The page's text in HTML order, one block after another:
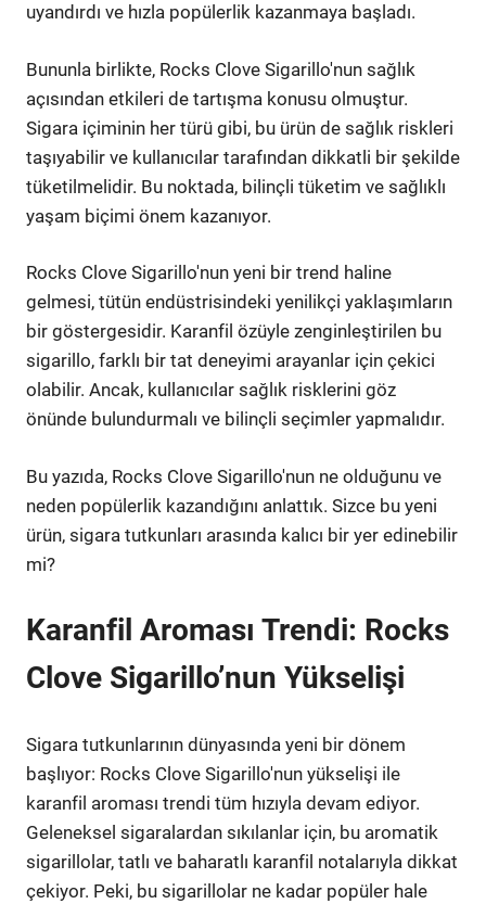
uyandırdı ve hızla popülerlik kazanmaya başladı.
Bununla birlikte, Rocks Clove Sigarillo'nun sağlık
açısından etkileri de tartışma konusu olmuştur.
Sigara içiminin her türü gibi, bu ürün de sağlık riskleri
taşıyabilir ve kullanıcılar tarafından dikkatli bir şekilde
tüketilmelidir. Bu noktada, bilinçli tüketim ve sağlıklı
yaşam biçimi önem kazanıyor.
Rocks Clove Sigarillo'nun yeni bir trend haline
gelmesi, tütün endüstrisindeki yenilikçi yaklaşımların
bir göstergesidir. Karanfil özüyle zenginleştirilen bu
sigarillo, farklı bir tat deneyimi arayanlar için çekici
olabilir. Ancak, kullanıcılar sağlık risklerini göz
önünde bulundurmalı ve bilinçli seçimler yapmalıdır.
Bu yazıda, Rocks Clove Sigarillo'nun ne olduğunu ve
neden popülerlik kazandığını anlattık. Sizce bu yeni
ürün, sigara tutkunları arasında kalıcı bir yer edinebilir
mi?
Karanfil Aroması Trendi: Rocks
Clove Sigarillo’nun Yükselişi
Sigara tutkunlarının dünyasında yeni bir dönem
başlıyor: Rocks Clove Sigarillo'nun yükselişi ile
karanfil aroması trendi tüm hızıyla devam ediyor.
Geleneksel sigaralardan sıkılanlar için, bu aromatik
sigarillolar, tatlı ve baharatlı karanfil notalarıyla dikkat
çekiyor. Peki, bu sigarillolar ne kadar popüler hale